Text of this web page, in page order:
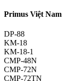
Primus Việt Nam
DP-88
KM-18
KM-18-1
CMP-48N
CMP-72N
CMP-72TN